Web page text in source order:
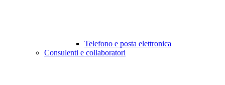
Telefono e posta elettronica
Consulenti e collaboratori